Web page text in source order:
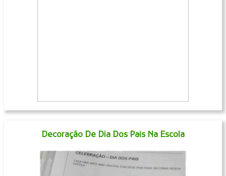
Decoração De Dia Dos Pais Na Escola